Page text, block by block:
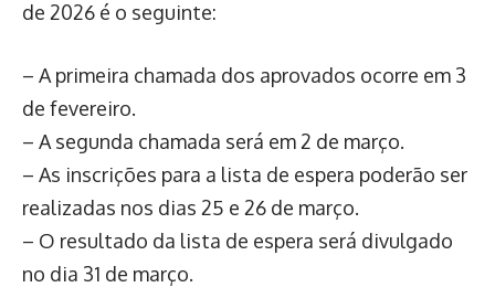
de 2026 é o seguinte:
– A primeira chamada dos aprovados ocorre em 3
de fevereiro.
– A segunda chamada será em 2 de março.
– As inscrições para a lista de espera poderão ser
realizadas nos dias 25 e 26 de março.
– O resultado da lista de espera será divulgado
no dia 31 de março.